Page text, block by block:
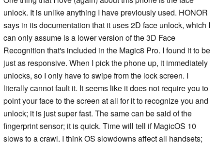
unlock. It is unlike anything I have previously used. HONOR
says in its documentation that it uses 2D face unlock, which I
can only assume is a lower version of the 3D Face
Recognition that's included in the Magic8 Pro. I found it to be
just as responsive. When I pick the phone up, it immediately
unlocks, so I only have to swipe from the lock screen. I
literally cannot fault it. It seems like it does not require you to
point your face to the screen at all for it to recognize you and
unlock; it is just super fast. The same can be said of the
fingerprint sensor; it is quick. Time will tell if MagicOS 10
slows to a crawl. I think OS slowdowns affect all handsets;